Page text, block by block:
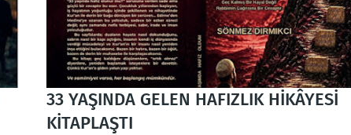
33 YAŞINDA GELEN HAFIZLIK HİKÂYESİ
KİTAPLAŞTI